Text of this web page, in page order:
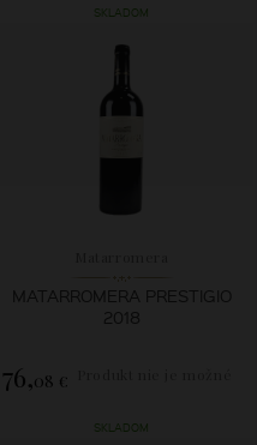
SKLADOM
MATARROMERA PRESTIGIO
2018
76,08 €
SKLADOM